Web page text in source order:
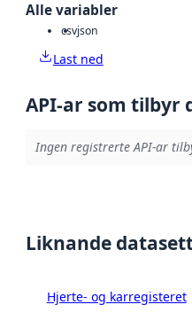
Alle variabler
csvjson
Last ned
API-ar som tilbyr
Ingen registrerte API-ar
Liknande
Hjerte- og karregisteret